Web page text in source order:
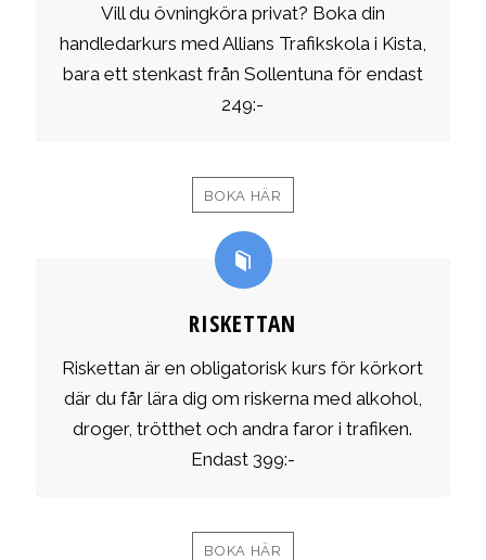
Vill du övningköra privat? Boka din
handledarkurs med Allians Trafikskola i Kista,
bara ett stenkast från Sollentuna för endast
249:-
BOKA HÄR
RISKETTAN
Riskettan är en obligatorisk kurs för körkort
där du får lära dig om riskerna med alkohol,
droger, trötthet och andra faror i trafiken.
Endast 399:-
BOKA HÄR